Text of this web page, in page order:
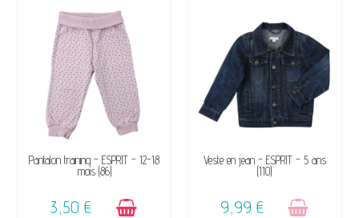
DISPONIBLE
Pantalon training - ESPRIT - 12-18
mois (86)
3,50 €
VENDU, VICTIME DE SON
SUCCÈS ☺
Veste en jean - ESPRIT - 5 ans
(110)
9,99 €